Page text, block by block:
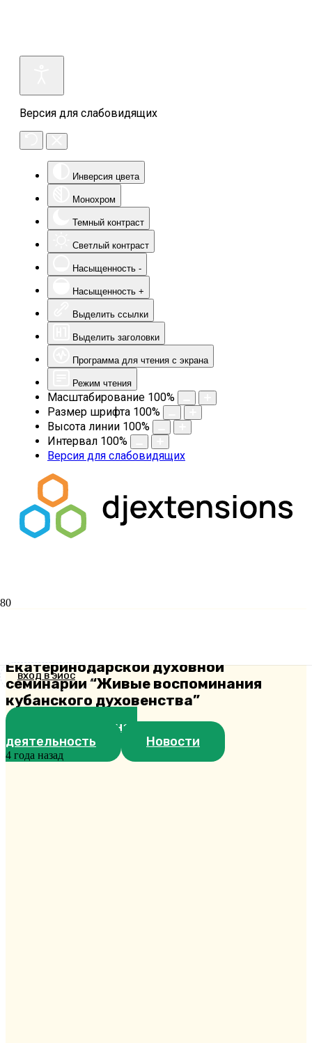
Версия для слабовидящих
Инверсия цвета
Монохром
Темный контраст
Светлый контраст
Насыщенность -
Насыщенность +
Выделить ссылки
Выделить заголовки
Программа для чтения с экрана
Режим чтения
Масштабирование 100%
Размер шрифта 100%
Высота линии 100%
Интервал 100%
Версия для слабовидящих
ВХОД В ЭИОС
Екатеринодарской духовной
семинарии “Живые воспоминания
кубанского духовенства”
Воспитательная
деятельность
Новости
4 года назад